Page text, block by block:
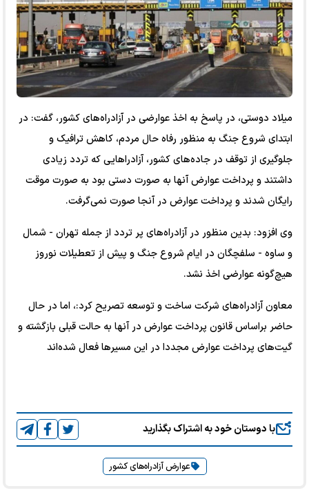
میلاد دوستی، در پاسخ به اخذ عوارضی در آزادراه‌های کشور، گفت: در
ابتدای شروع جنگ به منظور رفاه حال مردم، کاهش ترافیک و
جلوگیری از توقف در جاده‌های کشور، آزادرا‌هایی که تردد زیادی
داشتند و پرداخت عوارض آنها به صورت دستی بود به صورت موقت
رایگان شدند و پرداخت عوارض در آنجا صورت نمی‌گرفت.
وی افزود: بدین منظور در آزادراه‌های پر تردد از جمله تهران - شمال
و ساوه - سلفچگان در ایام شروع جنگ و پیش از تعطیلات نوروز
هیچ‌گونه عوارضی اخذ نشد.
معاون آزادراه‌های شرکت ساخت و توسعه تصریح کرد:، اما در حال
حاضر براساس قانون پرداخت عوارض در آنها به حالت قبلی بازگشته و
گیت‌های پرداخت عوارض مجددا در این مسیر‌ها فعال شده‌اند
با دوستان خود به اشتراک بگذارید
عوارض آزادراه‌های کشور